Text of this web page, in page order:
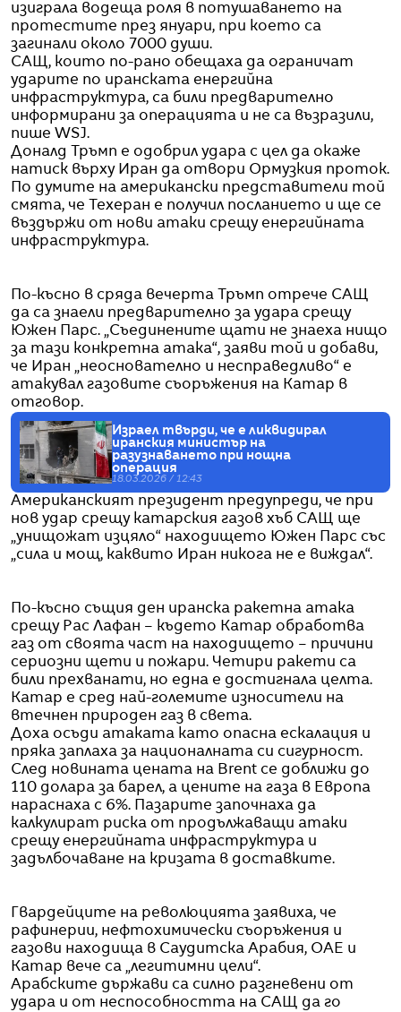
изиграла водеща роля в потушаването на
протестите през януари, при което са
загинали около 7000 души.
САЩ, които по-рано обещаха да ограничат
ударите по иранската енергийна
инфраструктура, са били предварително
информирани за операцията и не са възразили,
пише WSJ.
Доналд Тръмп е одобрил удара с цел да окаже
натиск върху Иран да отвори Ормузкия проток.
По думите на американски представители той
смята, че Техеран е получил посланието и ще се
въздържи от нови атаки срещу енергийната
инфраструктура.
По-късно в сряда вечерта Тръмп отрече САЩ
да са знаели предварително за удара срещу
Южен Парс. „Съединените щати не знаеха нищо
за тази конкретна атака“, заяви той и добави,
че Иран „неоснователно и несправедливо“ е
атакувал газовите съоръжения на Катар в
отговор.
Израел твърди, че е ликвидирал
иранския министър на
разузнаването при нощна
операция
18.03.2026 / 12:43
Американският президент предупреди, че при
нов удар срещу катарския газов хъб САЩ ще
„унищожат изцяло“ находището Южен Парс със
„сила и мощ, каквито Иран никога не е виждал“.
По-късно същия ден иранска ракетна атака
срещу Рас Лафан – където Катар обработва
газ от своята част на находището – причини
сериозни щети и пожари. Четири ракети са
били прехванати, но една е достигнала целта.
Катар е сред най-големите износители на
втечнен природен газ в света.
Доха осъди атаката като опасна ескалация и
пряка заплаха за националната си сигурност.
След новината цената на Brent се доближи до
110 долара за барел, а цените на газа в Европа
нараснаха с 6%. Пазарите започнаха да
калкулират риска от продължаващи атаки
срещу енергийната инфраструктура и
задълбочаване на кризата в доставките.
Гвардейците на революцията заявиха, че
рафинерии, нефтохимически съоръжения и
газови находища в Саудитска Арабия, ОАЕ и
Катар вече са „легитимни цели“.
Арабските държави са силно разгневени от
удара и от неспособността на САЩ да го